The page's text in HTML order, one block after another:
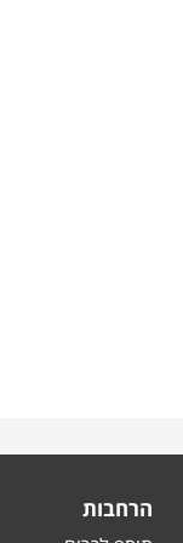
הרחבות